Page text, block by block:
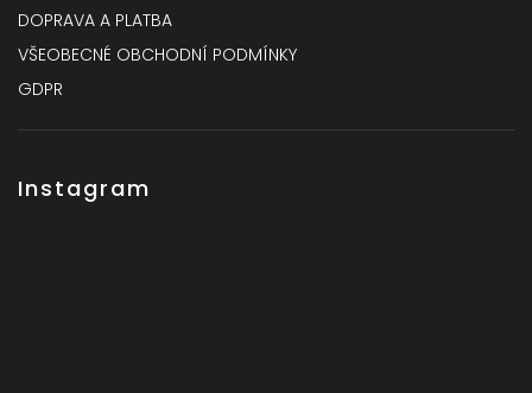
DOPRAVA A PLATBA
VŠEOBECNÉ OBCHODNÍ PODMÍNKY
GDPR
Instagram